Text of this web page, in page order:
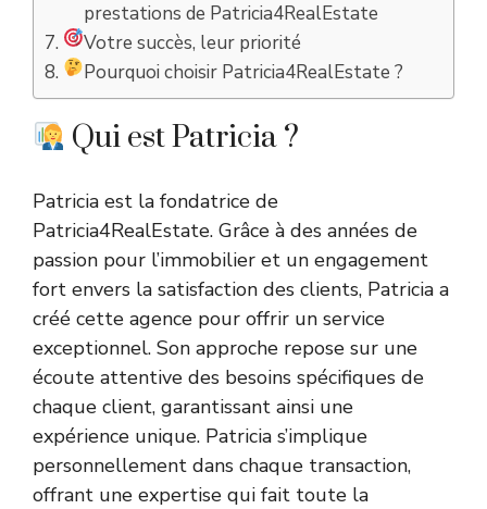
prestations de Patricia4RealEstate
Votre succès, leur priorité
Pourquoi choisir Patricia4RealEstate ?
Qui est Patricia ?
Patricia est la fondatrice de
Patricia4RealEstate. Grâce à des années de
passion pour l’immobilier et un engagement
fort envers la satisfaction des clients, Patricia a
créé cette agence pour offrir un service
exceptionnel. Son approche repose sur une
écoute attentive des besoins spécifiques de
chaque client, garantissant ainsi une
expérience unique. Patricia s’implique
personnellement dans chaque transaction,
offrant une expertise qui fait toute la